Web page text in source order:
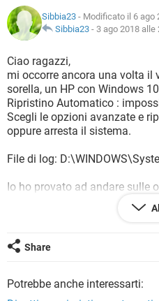
TIKTOK
HARDWARE
INSTAGRAM
TIKTOK
HARDWARE
INTRATTENIMENTO
iOS
INSTAGRAM
TIKTOK
HARDWARE
COVID-19
INTRATTENIMENTO
iOS
INSTAGRAM
TIKTOK
HARDWARE
GLOSSARIO
COVID-19
INTRATTENIMENTO
iOS
INSTAGRAM
Sibbia23 - Modificato il 6 ago
Sibbia23 - 3 ago 2018 alle
Ciao ragazzi,
mi occorre ancora una volta il
sorella, un HP con Windows
Ripristino Automatico :
Scegli le opzioni avanzate e
oppure arresta il sistema.
File di log:
Io ho provato ad andare sulle
anche il ripristino da zero, ma
che non è possibile
Vi ringrazio in anticipo
Share
Potrebbe anche interessarti: